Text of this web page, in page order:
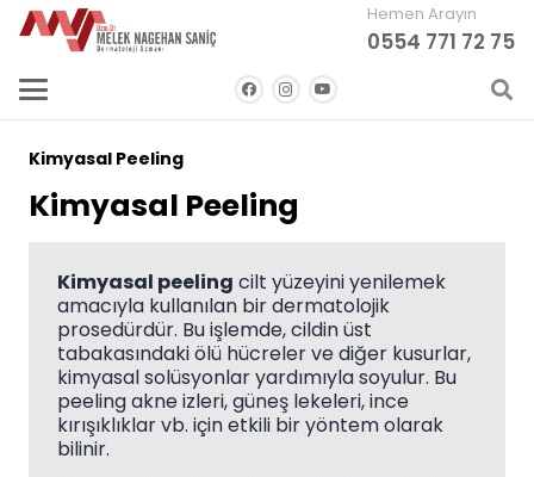
Hemen Arayın
0554 771 72 75
Kimyasal Peeling
Kimyasal Peeling
Kimyasal peeling cilt yüzeyini yenilemek
amacıyla kullanılan bir dermatolojik
prosedürdür. Bu işlemde, cildin üst
tabakasındaki ölü hücreler ve diğer kusurlar,
kimyasal solüsyonlar yardımıyla soyulur. Bu
peeling akne izleri, güneş lekeleri, ince
kırışıklıklar vb. için etkili bir yöntem olarak
bilinir.